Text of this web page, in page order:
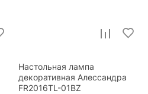
Настольная лампа
декоративная Алессандра
FR2016TL-01BZ